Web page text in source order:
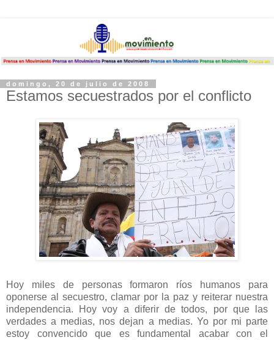
domingo, 20 de julio de 2008
Estamos secuestrados por el conflicto
Hoy miles de personas formaron ríos humanos para
oponerse al secuestro, clamar por la paz y reiterar nuestra
independencia. Hoy voy a diferir de todos, por que las
verdades a medias, nos dejan a medias. Yo por mi parte
estoy convencido que es fundamental acabar con el